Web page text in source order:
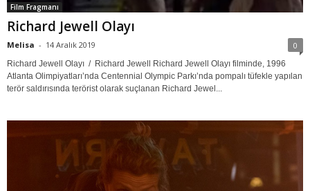
Film Fragmanı
Richard Jewell Olayı
Melisa - 14 Aralık 2019 0
Richard Jewell Olayı / Richard Jewell Richard Jewell Olayı filminde, 1996
Atlanta Olimpiyatları’nda Centennial Olympic Parkı’nda pompalı tüfekle yapılan
terör saldırısında terörist olarak suçlanan Richard Jewel...